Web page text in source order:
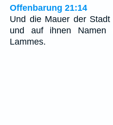
Offenbarung 21:14
Und die Mauer der
und auf ihnen Namen
Lammes.